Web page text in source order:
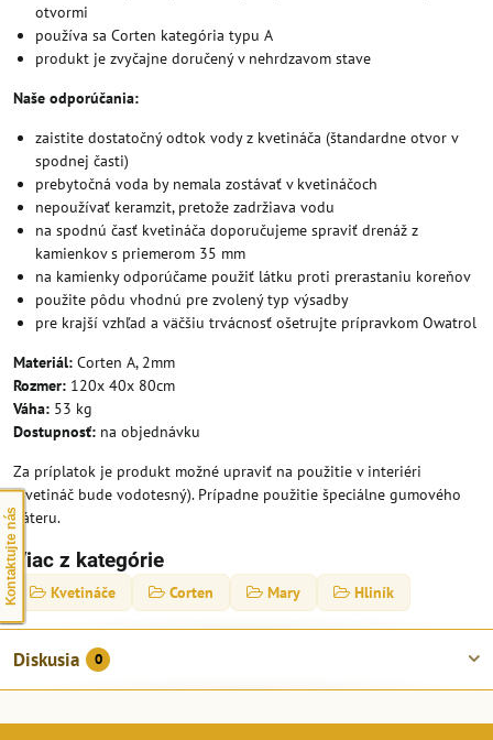
otvormi
používa sa Corten kategória typu A
produkt je zvyčajne doručený v nehrdzavom stave
Naše odporúčania:
zaistite dostatočný odtok vody z kvetináča (štandardne otvor v
spodnej časti)
prebytočná voda by nemala zostávať v kvetináčoch
nepoužívať keramzit, pretože zadržiava vodu
na spodnú časť kvetináča doporučujeme spraviť drenáž z
kamienkov s priemerom 35 mm
na kamienky odporúčame použiť látku proti prerastaniu koreňov
použite pôdu vhodnú pre zvolený typ výsadby
pre krajší vzhľad a väčšiu trvácnosť ošetrujte prípravkom Owatrol
Materiál: Corten A, 2mm
Rozmer: 120x 40x 80cm
Váha: 53 kg
Dostupnosť: na objednávku
Za príplatok je produkt možné upraviť na použitie v interiéri
(kvetináč bude vodotesný). Prípadne použitie špeciálne gumového
náteru.
Viac z kategórie
Kvetináče Corten Mary Hliník
Diskusia 0
Kontaktujte nás